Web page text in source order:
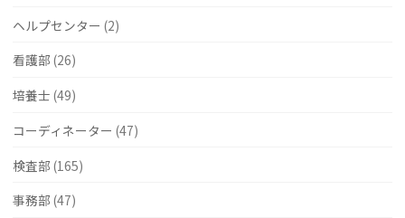
ヘルプセンター (2)
看護部 (26)
培養士 (49)
コーディネーター (47)
検査部 (165)
事務部 (47)